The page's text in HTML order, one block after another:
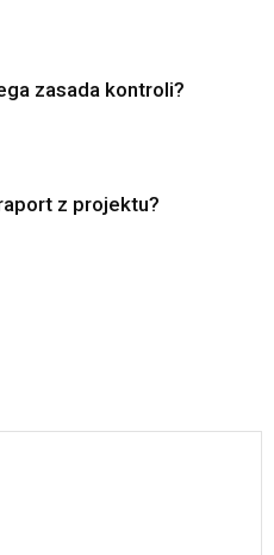
zasada kontroli?
z projektu?